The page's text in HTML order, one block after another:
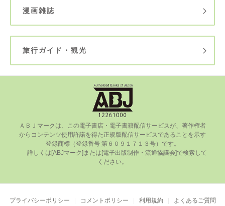
漫画雑誌
旅行ガイド・観光
ＡＢＪマークは、この電⼦書店・電⼦書籍配信サービスが、著作権者
からコンテンツ使⽤許諾を得た正規版配信サービスであることを⽰す
登録商標（登録番号 第６０９１７１３号）です。
ください。
プライバシーポリシー コメントポリシー 利用規約 よくあるご質問